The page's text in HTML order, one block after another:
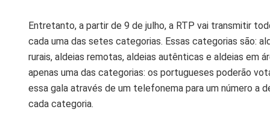
Entretanto, a partir de 9 de julho, a RTP vai transmitir
cada uma das setes categorias. Essas categorias são:
rurais, aldeias remotas, aldeias autênticas e aldeias em
apenas uma das categorias: os portugueses poderão
essa gala através de um telefonema para um número a
cada categoria.